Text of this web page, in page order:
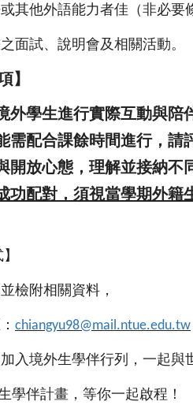
其他外語能力者佳（非必要
面試、說明會及相關活動。
】
外學生進行實際互動與陪
需配合課餘時間進行，請
開放心態，理解並接納不
功配對，須視當學期外籍
檢附相關資料，
chiangyu98@mail.ntue.edu.tw
入境外生學伴行列，一起與
學伴計畫，等你一起啟程！